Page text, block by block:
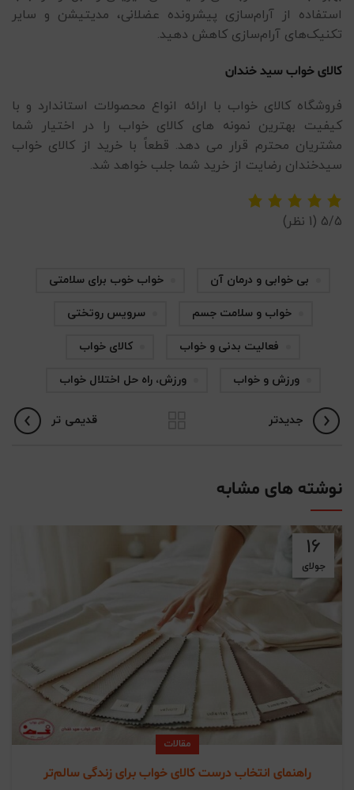
استفاده از آرام‌سازی پیشرونده عضلانی، مدیتیشن و سایر
تکنیک‌های آرام‌سازی کاهش دهید.
کالای خواب سید خندان
فروشگاه کالای خواب با ارائه انواع محصولات استاندارد و با
کیفیت بهترین نمونه های کالای خواب را در اختیار شما
مشتریان محترم قرار می دهد. قطعاً با خرید از کالای خواب
سیدخندان رضایت از خرید شما جلب خواهد شد.
5/5 (1 نظر)
بی خوابی و درمان آن خواب خوب برای سلامتی
خواب و سلامت جسم سرویس روتختی
فعالیت بدنی و خواب کالای خواب
ورزش و خواب ورزش، راه حل اختلال خواب
جدیدتر قدیمی تر
نوشته های مشابه
16
جولای
مقالات
راهنمای انتخاب درست کالای خواب برای زندگی سالم‌تر